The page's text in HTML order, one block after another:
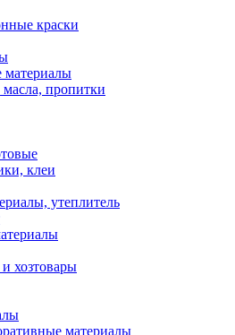
краски
материалы
пропитки
клеи
утеплитель
хозтовары
материалы